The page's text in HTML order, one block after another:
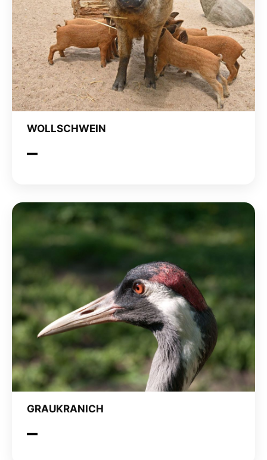
WOLLSCHWEIN
GRAUKRANICH